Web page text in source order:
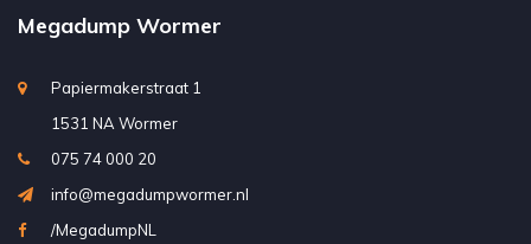
Megadump Wormer
Papiermakerstraat 1
1531 NA Wormer
075 74 000 20
info@megadumpwormer.nl
/MegadumpNL